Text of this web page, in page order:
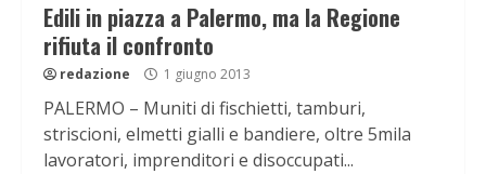
Edili in piazza a Palermo, ma la Regione
rifiuta il confronto
redazione 1 giugno 2013
PALERMO – Muniti di fischietti, tamburi,
striscioni, elmetti gialli e bandiere, oltre 5mila
lavoratori, imprenditori e disoccupati...